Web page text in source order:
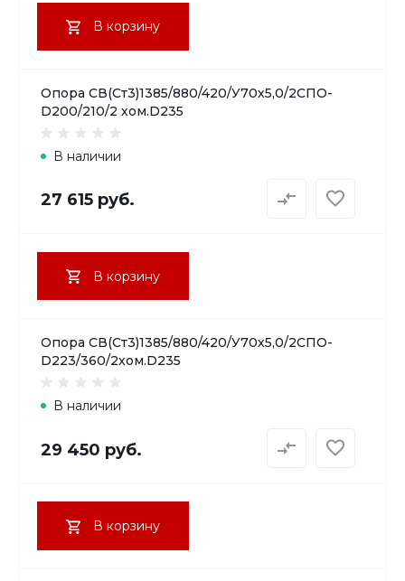
В корзину
Опора СВ(Ст3)1385/880/420/У70х5,0/2СПО-
D200/210/2 хом.D235
В наличии
27 615 руб.
В корзину
Опора СВ(Ст3)1385/880/420/У70х5,0/2СПО-
D223/360/2хом.D235
В наличии
29 450 руб.
В корзину